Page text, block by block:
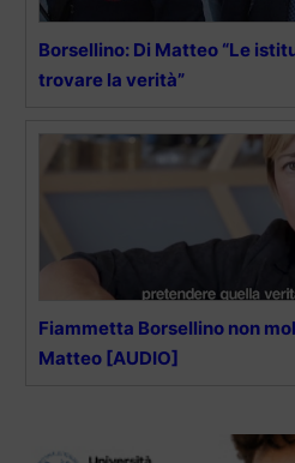
Borsellino: Di Matteo “Le
trovare la verità”
Fiammetta Borsellino non
Matteo [AUDIO]